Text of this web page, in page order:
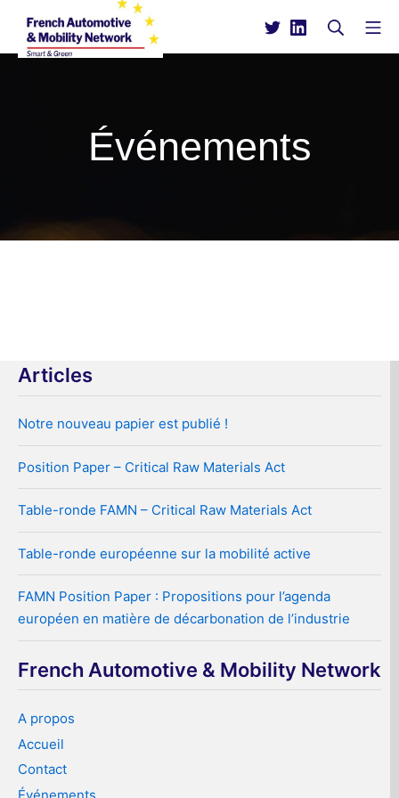
Événements
Articles
Notre nouveau papier est publié !
Position Paper – Critical Raw Materials Act
Table-ronde FAMN – Critical Raw Materials Act
Table-ronde européenne sur la mobilité active
FAMN Position Paper : Propositions pour l’agenda
européen en matière de décarbonation de l’industrie
French Automotive & Mobility Network
A propos
Accueil
Contact